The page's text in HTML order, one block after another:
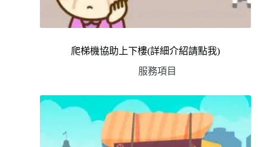
爬梯機協助上下樓(詳細介紹請點我)
服務項目